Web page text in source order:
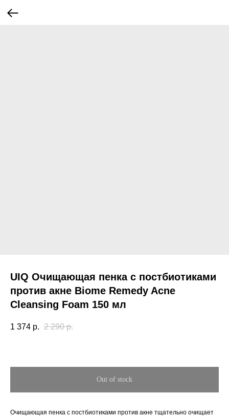
UIQ Очищающая пенка с постбиотиками
против акне Biome Remedy Acne
Cleansing Foam 150 мл
1 374 р. 2 290 р.
Out of stock
Очищающая пенка с постбиотиками против акне тщательно очищает